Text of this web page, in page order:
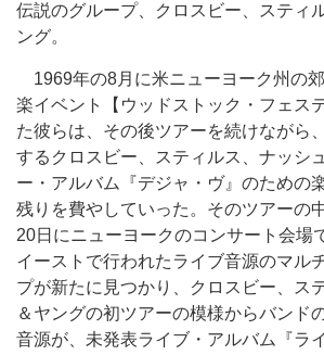
伝説のグループ、クロスビー、スティ
ング。
1969年の8月に米ニューヨーク州の
楽イベント【ウッドストック・フェス
た彼らは、その後ツアーを続けながら
するクロスビー、スティルス、ナッシ
ー・アルバム『デジャ・ヴ』のための
残りを費やしていった。そのツアーの
20日にニューヨークのコンサート会場
イーストで行われたライブ音源のマル
プが新たに見つかり、クロスビー、ス
＆ヤングの初ツアーの模様からバンド
音源が、未発表ライブ・アルバム『ラ